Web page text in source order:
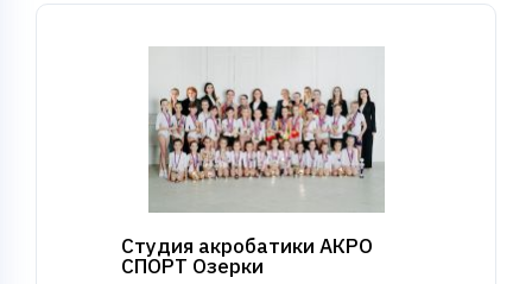
Студия акробатики АКРО
СПОРТ Озерки